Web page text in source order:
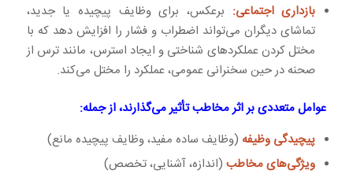
بازداری اجتماعی: برعکس، برای وظایف پیچیده یا جدید،
تماشای دیگران می‌تواند اضطراب و فشار را افزایش دهد که با
مختل کردن عملکردهای شناختی و ایجاد استرس، مانند ترس از
صحنه در حین سخنرانی عمومی، عملکرد را مختل می‌کند.
عوامل متعددی بر اثر مخاطب تأثیر می‌گذارند، از جمله:
پیچیدگی وظیفه (وظایف ساده مفید، وظایف پیچیده مانع)
ویژگی‌های مخاطب(اندازه، آشنایی، تخصص)